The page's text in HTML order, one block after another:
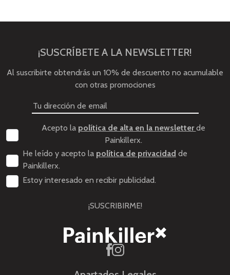
¡SUSCRÍBETE A LA NEWSLETTER!
Al suscribirte obtendrás un 10% de descuento no acumulable
con otras promociones
Acepto la política de alta en la newsletterde
Painkillerx.
He leído y acepto la política de privacidad de
Painkillerx.
Estoy interesado en recibir publicidad.
¡SUSCRIBIRME!